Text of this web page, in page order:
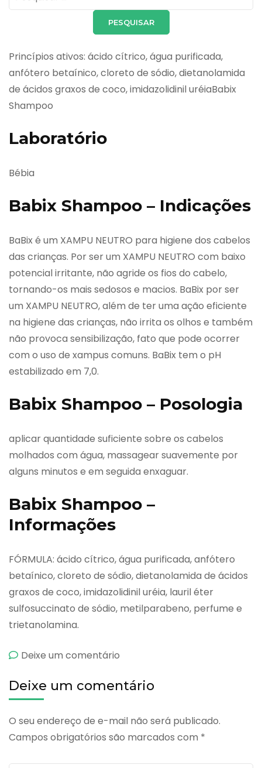
por:
Princípios ativos: ácido cítrico, água purificada,
anfótero betaínico, cloreto de sódio, dietanolamida
de ácidos graxos de coco, imidazolidinil uréiaBabix
Shampoo
Laboratório
Bébia
Babix Shampoo – Indicações
BaBix é um XAMPU NEUTRO para higiene dos cabelos
das crianças. Por ser um XAMPU NEUTRO com baixo
potencial irritante, não agride os fios do cabelo,
tornando-os mais sedosos e macios. BaBix por ser
um XAMPU NEUTRO, além de ter uma ação eficiente
na higiene das crianças, não irrita os olhos e também
não provoca sensibilização, fato que pode ocorrer
com o uso de xampus comuns. BaBix tem o pH
estabilizado em 7,0.
Babix Shampoo – Posologia
aplicar quantidade suficiente sobre os cabelos
molhados com água, massagear suavemente por
alguns minutos e em seguida enxaguar.
Babix Shampoo –
Informações
FÓRMULA: ácido cítrico, água purificada, anfótero
betaínico, cloreto de sódio, dietanolamida de ácidos
graxos de coco, imidazolidinil uréia, lauril éter
sulfosuccinato de sódio, metilparabeno, perfume e
trietanolamina.
Deixe um comentário
Deixe um comentário
O seu endereço de e-mail não será publicado.
Campos obrigatórios são marcados com *